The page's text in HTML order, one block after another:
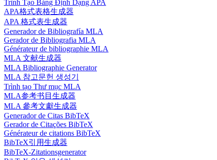
Trình Tạo Bảng Định Dạng APA
APA格式表格生成器
APA 格式表生成器
Generador de Bibliografía MLA
Gerador de Bibliografia MLA
Générateur de bibliographie MLA
MLA 文献生成器
MLA Bibliographie Generator
MLA 참고문헌 생성기
Trình tạo Thư mục MLA
MLA参考书目生成器
MLA 參考文獻生成器
Generador de Citas BibTeX
Gerador de Citações BibTeX
Générateur de citations BibTeX
BibTeX引用生成器
BibTeX-Zitationsgenerator